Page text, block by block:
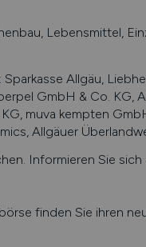
Lebensmittel,
: Sparkasse Allgäu,
GmbH & Co. KG,
muva kempten
Allgäuer
Informieren Sie sich
finden Sie ihren